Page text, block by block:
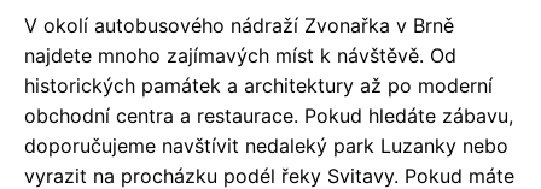
V okolí autobusového nádraží Zvonařka v Brně
najdete mnoho zajímavých míst k návštěvě. Od
historických památek a architektury až po moderní
obchodní centra a restaurace. Pokud hledáte zábavu,
doporučujeme navštívit nedaleký park Luzanky nebo
vyrazit na procházku podél řeky Svitavy. Pokud máte